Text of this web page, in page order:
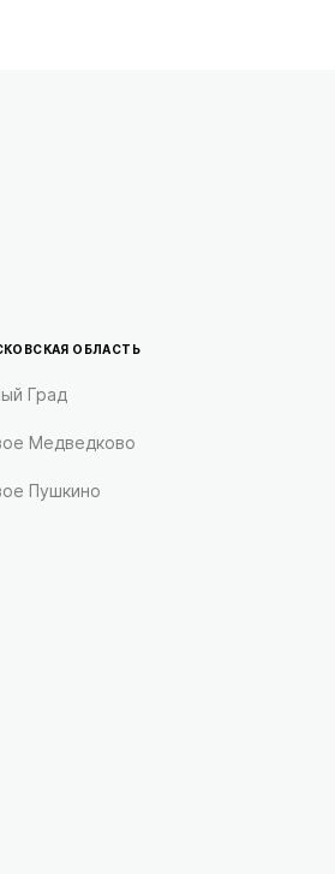
ОБЛАСТЬ
Град
Медведково
Пушкино